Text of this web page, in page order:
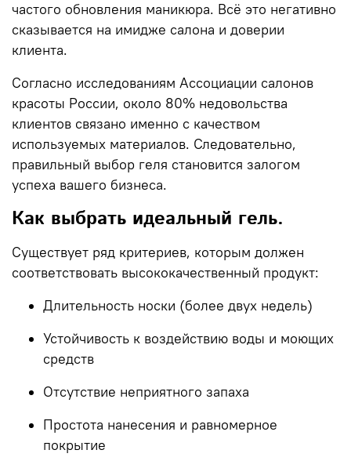
частого обновления маникюра. Всё это негативно
сказывается на имидже салона и доверии
клиента.
Согласно исследованиям Ассоциации салонов
красоты России, около 80% недовольства
клиентов связано именно с качеством
используемых материалов. Следовательно,
правильный выбор геля становится залогом
успеха вашего бизнеса.
Как выбрать идеальный гель.
Существует ряд критериев, которым должен
соответствовать высококачественный продукт:
Длительность носки (более двух недель)
Устойчивость к воздействию воды и моющих
средств
Отсутствие неприятного запаха
Простота нанесения и равномерное
покрытие